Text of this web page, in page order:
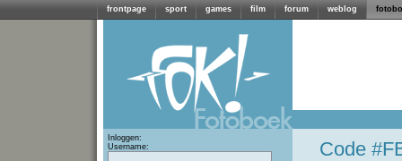
frontpage sport games film forum weblog
Inloggen:
Username:
Code